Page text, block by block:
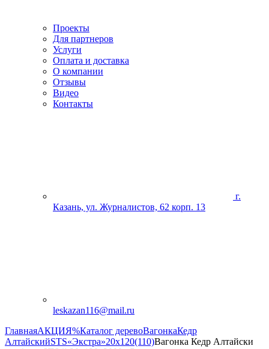
Проекты
Для партнеров
Услуги
Оплата и доставка
О компании
Отзывы
Видео
Контакты
г.
Казань, ул. Журналистов, 62 корп. 13
leskazan116@mail.ru
ГлавнаяАКЦИЯ%Каталог деревоВагонкаКедр
АлтайскийSTS«Экстра»20х120(110)Вагонка Кедр Алтайски